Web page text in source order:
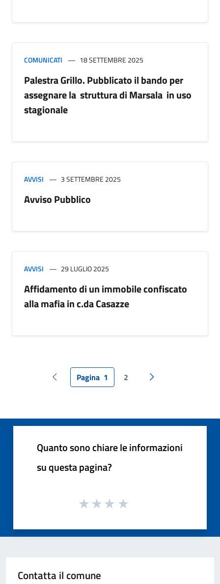
COMUNICATI 18 SETTEMBRE 2025
Palestra Grillo. Pubblicato il bando per
assegnare la struttura di Marsala in uso
stagionale
AVVISI 3 SETTEMBRE 2025
Avviso Pubblico
AVVISI 29 LUGLIO 2025
Affidamento di un immobile confiscato
alla mafia in c.da Casazze
Pagina precedente
Pagina 1 2 Pagina successiva
Quanto sono chiare le informazioni
su questa pagina?
Contatta il comune